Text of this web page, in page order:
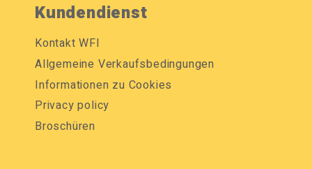
Kundendienst
Kontakt WFI
Allgemeine Verkaufsbedingungen
Informationen zu Cookies
Privacy policy
Broschüren